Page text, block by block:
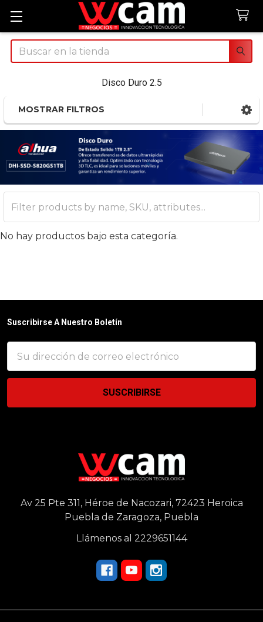
Buscar
Disco Duro 2.5
Sidebar
MOSTRAR FILTROS
No hay productos bajo esta categoría.
Suscribirse A Nuestro Boletín
de
correo
Av 25 Pte 311, Héroe de Nacozari, 72423 Heroica
Puebla de Zaragoza, Puebla
Llámenos al 2229651144